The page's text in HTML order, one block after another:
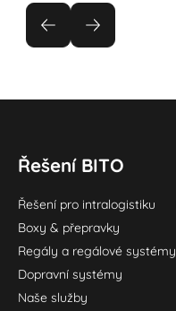
Řešení BITO
Řešení pro intralogistiku
Boxy & přepravky
Regály a regálové systémy
Dopravní systémy
Naše služby